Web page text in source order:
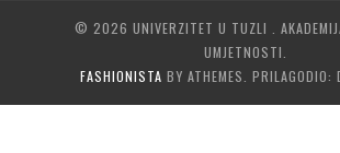
© 2026 UNIVERZITET U TUZLI .
UMJETNOSTI.
FASHIONISTA BY ATHEMES. PRILAGODIO: